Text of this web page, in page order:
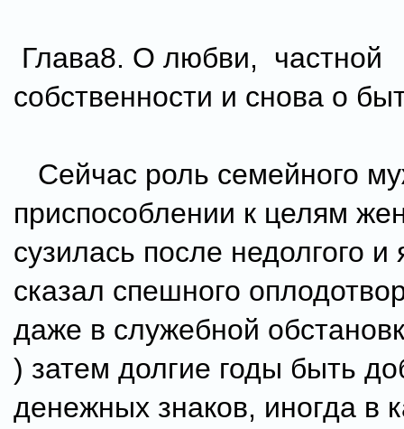
Глава8. О любви, частной
собственности и снова о
Сейчас роль семейного
приспособлении к целям
сузилась после недолгого
сказал спешного
даже в служебной
) затем долгие годы быть
денежных знаков, иногда в